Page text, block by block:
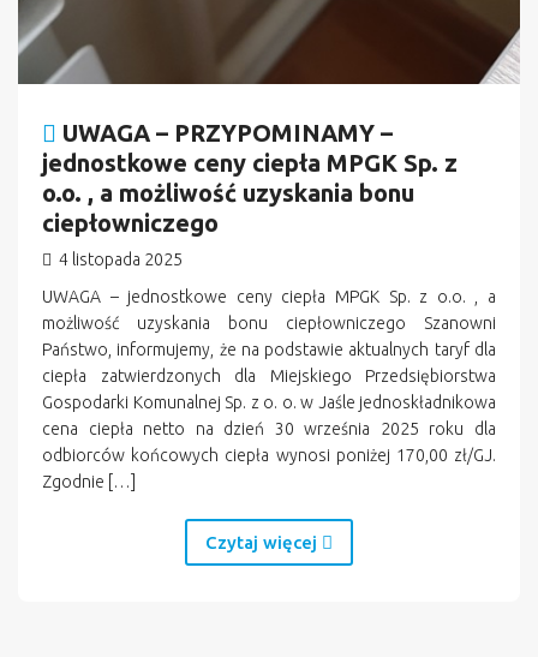
UWAGA – PRZYPOMINAMY –
jednostkowe ceny ciepła MPGK Sp. z
o.o. , a możliwość uzyskania bonu
ciepłowniczego
4 listopada 2025
UWAGA – jednostkowe ceny ciepła MPGK Sp. z o.o. , a
możliwość uzyskania bonu ciepłowniczego Szanowni
Państwo, informujemy, że na podstawie aktualnych taryf dla
ciepła zatwierdzonych dla Miejskiego Przedsiębiorstwa
Gospodarki Komunalnej Sp. z o. o. w Jaśle jednoskładnikowa
cena ciepła netto na dzień 30 września 2025 roku dla
odbiorców końcowych ciepła wynosi poniżej 170,00 zł/GJ.
Zgodnie […]
Czytaj więcej